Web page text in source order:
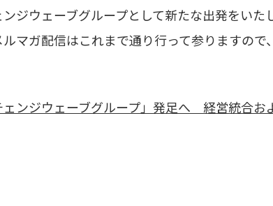
ジウェーブグループとして新たな出発をいた
マガ配信はこれまで通り行って参りますの
ェンジウェーブグループ」発足へ 経営統合お